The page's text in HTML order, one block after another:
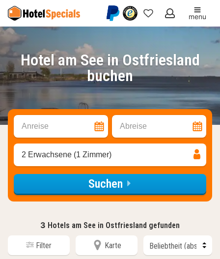
Meine
menu
Hotel am See in Ostfriesland
buchen
Anreise Abreise
2 Erwachsene (1 Zimmer)
Suchen
3 Hotels am See in Ostfriesland gefunden
Filter Karte